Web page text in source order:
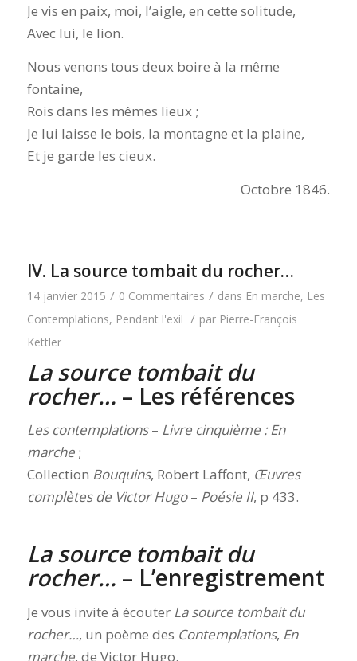
Je vis en paix, moi, l’aigle, en cette solitude,
Avec lui, le lion.
Nous venons tous deux boire à la même
fontaine,
Rois dans les mêmes lieux ;
Je lui laisse le bois, la montagne et la plaine,
Et je garde les cieux.
Octobre 1846.
IV. La source tombait du rocher…
14 janvier 2015 / 0 Commentaires / dans En marche, Les
Contemplations, Pendant l'exil / par Pierre-François
Kettler
La source tombait du
rocher… – Les références
Les contemplations– Livre cinquième : En
marche;
Collection Bouquins, Robert Laffont, Œuvres
complètes de Victor Hugo– Poésie II, p 433.
La source tombait du
rocher… – L’enregistrement
Je vous invite à écouter La source tombait du
rocher…, un poème des Contemplations, En
marche, de Victor Hugo.